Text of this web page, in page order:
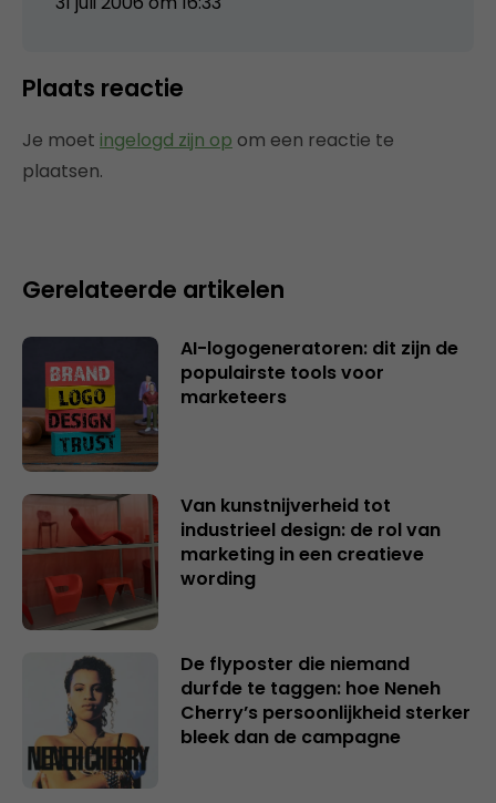
Plaats reactie
Je moet ingelogd zijn op om een reactie te
plaatsen.
Gerelateerde artikelen
AI-logogeneratoren: dit zijn de
populairste tools voor
marketeers
Van kunstnijverheid tot
industrieel design: de rol van
marketing in een creatieve
wording
De flyposter die niemand
durfde te taggen: hoe Neneh
Cherry’s persoonlijkheid sterker
bleek dan de campagne